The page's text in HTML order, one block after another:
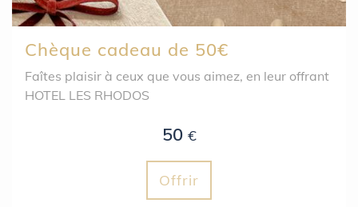
Chèque cadeau de 50€
Faîtes plaisir à ceux que vous aimez, en leur offrant
HOTEL LES RHODOS
50 €
Offrir